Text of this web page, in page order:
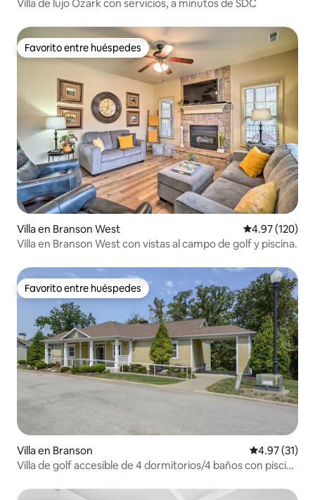
Villa de lujo Ozark con servicios, a minutos de SDC
Favorito entre huéspedes
Favorito entre huéspedes
Villa en Branson West Calificación
4.97 (120)
Villa en Branson West con vistas al campo de golf y piscina.
Favorito entre huéspedes
Favorito entre huéspedes
Villa en Branson Calificación
4.97 (31)
Villa de golf accesible de 4 dormitorios/4 baños con piscina